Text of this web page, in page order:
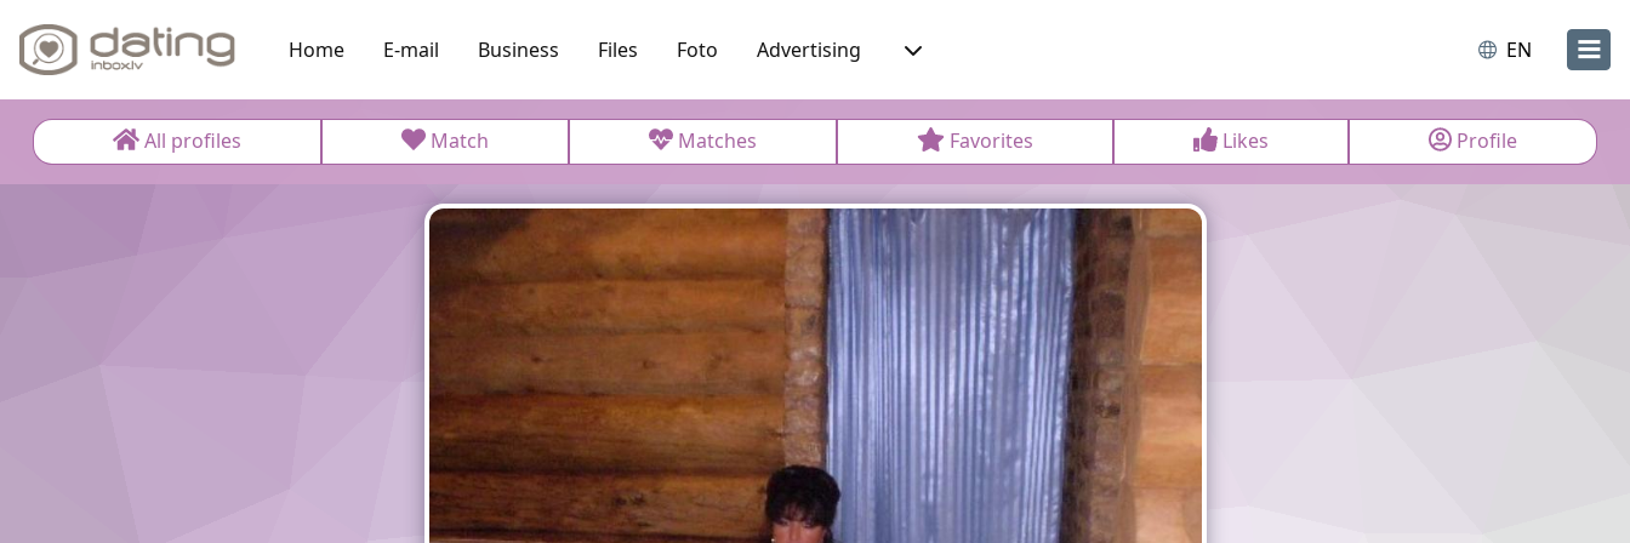
Home E-mail Business Files Foto Advertising EN
All profiles Match Matches Favorites Likes Profile